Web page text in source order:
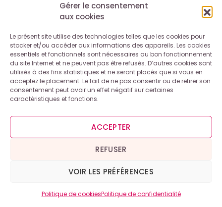
Gérer le consentement
aux cookies
Le présent site utilise des technologies telles que les cookies pour
stocker et/ou accéder aux informations des appareils. Les cookies
essentiels et fonctionnels sont nécessaires au bon fonctionnement
du site Internet et ne peuvent pas être refusés. D’autres cookies sont
utilisés à des fins statistiques et ne seront placés que si vous en
acceptez le placement. Le fait de ne pas consentir ou de retirer son
consentement peut avoir un effet négatif sur certaines
caractéristiques et fonctions.
ACCEPTER
REFUSER
VOIR LES PRÉFÉRENCES
Politique de cookiesPolitique de confidentialité